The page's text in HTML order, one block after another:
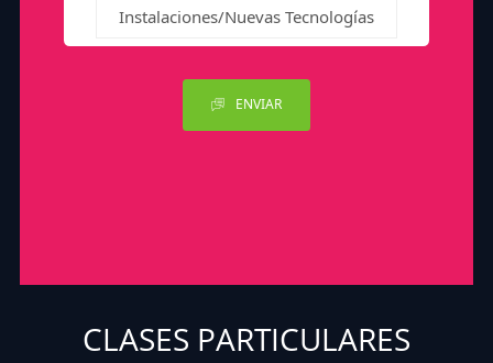
Instalaciones/Nuevas Tecnologías
ENVIAR
CLASES PARTICULARES